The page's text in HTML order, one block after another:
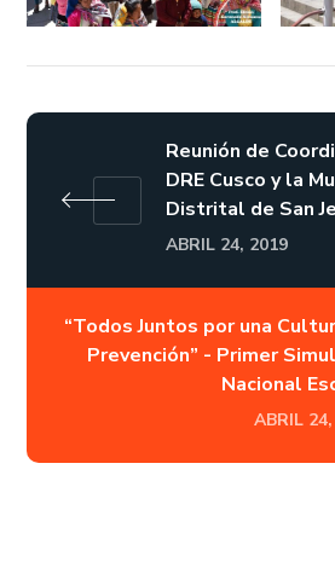
Reunión de
DRE Cusco y la
Distrital de San
ABRIL 24, 2019
“Todos Juntos por una
Prevención” - Primer
Nacional
ABRIL